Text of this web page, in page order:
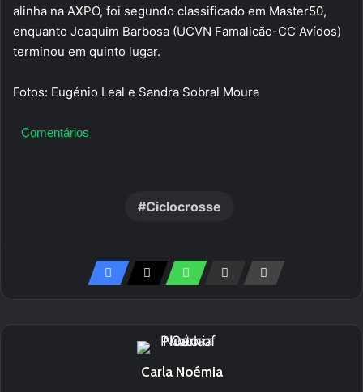
alinha na AXPO, foi segundo classificado em Master50,
enquanto Joaquim Barbosa (UCVN Famalicão-CC Avídos)
terminou em quinto lugar.
Fotos: Eugénio Leal e Sandra Sobral Moura
Comentários
Ciclocrosse
Carla Noémia